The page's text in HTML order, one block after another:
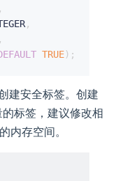
,
,
,
TRUE) ;
建安全标签。创建
标签，建议修改相
内存空间。